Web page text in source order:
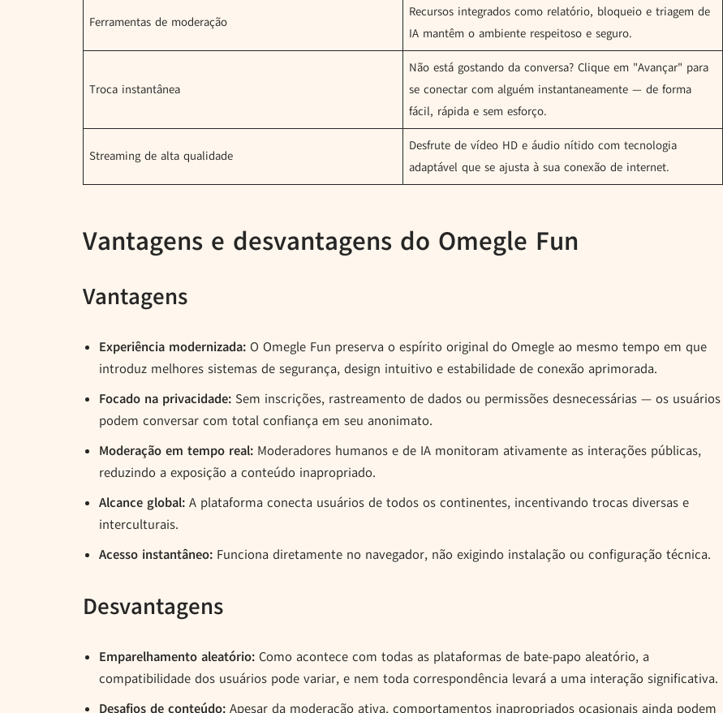
Ferramentas de moderação
Recursos integrados como relatório, bloqueio e triagem de
IA mantêm o ambiente respeitoso e seguro.
Troca instantânea
Não está gostando da conversa? Clique em "Avançar" para
se conectar com alguém instantaneamente — de forma
fácil, rápida e sem esforço.
Streaming de alta qualidade
Desfrute de vídeo HD e áudio nítido com tecnologia
adaptável que se ajusta à sua conexão de internet.
Vantagens e desvantagens do Omegle Fun
Vantagens
Experiência modernizada: O Omegle Fun preserva o espírito original do Omegle ao mesmo tempo em que
introduz melhores sistemas de segurança, design intuitivo e estabilidade de conexão aprimorada.
Focado na privacidade: Sem inscrições, rastreamento de dados ou permissões desnecessárias — os usuários
podem conversar com total confiança em seu anonimato.
Moderação em tempo real: Moderadores humanos e de IA monitoram ativamente as interações públicas,
reduzindo a exposição a conteúdo inapropriado.
Alcance global: A plataforma conecta usuários de todos os continentes, incentivando trocas diversas e
interculturais.
Acesso instantâneo: Funciona diretamente no navegador, não exigindo instalação ou configuração técnica.
Desvantagens
Emparelhamento aleatório: Como acontece com todas as plataformas de bate-papo aleatório, a
compatibilidade dos usuários pode variar, e nem toda correspondência levará a uma interação significativa.
Desafios de conteúdo: Apesar da moderação ativa, comportamentos inapropriados ocasionais ainda podem